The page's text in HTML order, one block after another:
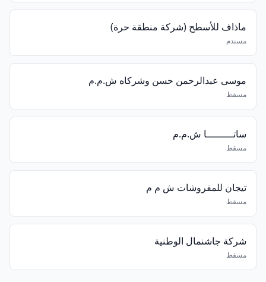
ماذاف للأسطح (شركة منطقة حرة)
مسندم
موسى عبدالرحمن حسن وشركاه ش.م.م
مسقط
ساتـــــــــا ش.م.م
مسقط
تيجان للمفروشات ش م م
مسقط
شركة جاشنمال الوطنية
مسقط